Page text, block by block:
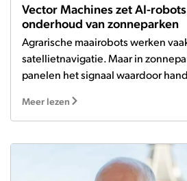
Vector Machines zet AI-
onderhoud van zonneparken
Agrarische maairobots werken
satellietnavigatie. Maar in
panelen het signaal waardoor
Meer lezen